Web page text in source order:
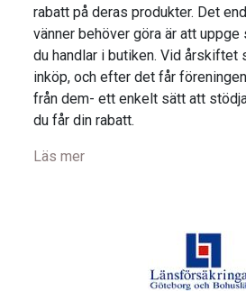
rabatt på deras produkter. Det
vänner behöver göra är att
du handlar i butiken. Vid årskiftet
inköp, och efter det får
från dem- ett enkelt sätt att
du får din rabatt.
Läs mer